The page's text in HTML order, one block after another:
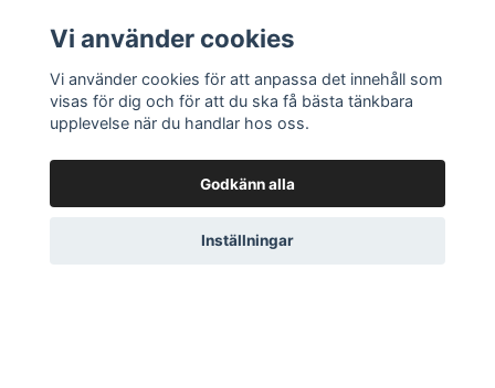
Kundklubb
Presentkort
Vi använder cookies
Vi använder cookies för att anpassa det innehåll som
visas för dig och för att du ska få bästa tänkbara
upplevelse när du handlar hos oss.
Godkänn alla
Inställningar